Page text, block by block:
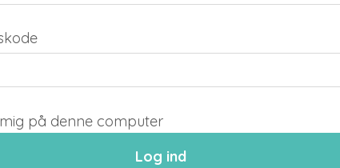
på denne computer
Log ind